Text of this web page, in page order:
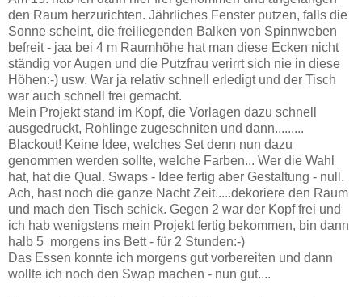
den Raum herzurichten. Jährliches Fenster putzen, falls die
Sonne scheint, die freiliegenden Balken von Spinnweben
befreit - jaa bei 4 m Raumhöhe hat man diese Ecken nicht
ständig vor Augen und die Putzfrau verirrt sich nie in diese
Höhen:-) usw. War ja relativ schnell erledigt und der Tisch
war auch schnell frei gemacht.
Mein Projekt stand im Kopf, die Vorlagen dazu schnell
ausgedruckt, Rohlinge zugeschniten und dann.........
Blackout! Keine Idee, welches Set denn nun dazu
genommen werden sollte, welche Farben... Wer die Wahl
hat, hat die Qual. Swaps - Idee fertig aber Gestaltung - null.
Ach, hast noch die ganze Nacht Zeit.....dekoriere den Raum
und mach den Tisch schick. Gegen 2 war der Kopf frei und
ich hab wenigstens mein Projekt fertig bekommen, bin dann
halb 5 morgens ins Bett - für 2 Stunden:-)
Das Essen konnte ich morgens gut vorbereiten und dann
wollte ich noch den Swap machen - nun gut....